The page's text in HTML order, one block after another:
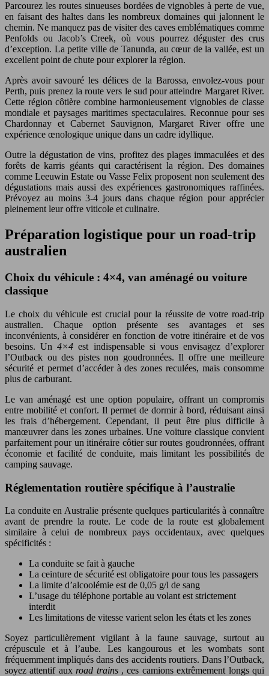
Parcourez les routes sinueuses bordées de vignobles à perte de vue,
en faisant des haltes dans les nombreux domaines qui jalonnent le
chemin. Ne manquez pas de visiter des caves emblématiques comme
Penfolds ou Jacob’s Creek, où vous pourrez déguster des crus
d’exception. La petite ville de Tanunda, au cœur de la vallée, est un
excellent point de chute pour explorer la région.
Après avoir savouré les délices de la Barossa, envolez-vous pour
Perth, puis prenez la route vers le sud pour atteindre Margaret River.
Cette région côtière combine harmonieusement vignobles de classe
mondiale et paysages maritimes spectaculaires. Reconnue pour ses
Chardonnay et Cabernet Sauvignon, Margaret River offre une
expérience œnologique unique dans un cadre idyllique.
Outre la dégustation de vins, profitez des plages immaculées et des
forêts de karris géants qui caractérisent la région. Des domaines
comme Leeuwin Estate ou Vasse Felix proposent non seulement des
dégustations mais aussi des expériences gastronomiques raffinées.
Prévoyez au moins 3-4 jours dans chaque région pour apprécier
pleinement leur offre viticole et culinaire.
Préparation logistique pour un road-trip
australien
Choix du véhicule : 4×4, van aménagé ou voiture
classique
Le choix du véhicule est crucial pour la réussite de votre road-trip
australien. Chaque option présente ses avantages et ses
inconvénients, à considérer en fonction de votre itinéraire et de vos
besoins. Un4×4est indispensable si vous envisagez d’explorer
l’Outback ou des pistes non goudronnées. Il offre une meilleure
sécurité et permet d’accéder à des zones reculées, mais consomme
plus de carburant.
Le van aménagé est une option populaire, offrant un compromis
entre mobilité et confort. Il permet de dormir à bord, réduisant ainsi
les frais d’hébergement. Cependant, il peut être plus difficile à
manœuvrer dans les zones urbaines. Une voiture classique convient
parfaitement pour un itinéraire côtier sur routes goudronnées, offrant
économie et facilité de conduite, mais limitant les possibilités de
camping sauvage.
Réglementation routière spécifique à l’australie
La conduite en Australie présente quelques particularités à connaître
avant de prendre la route. Le code de la route est globalement
similaire à celui de nombreux pays occidentaux, avec quelques
spécificités :
La conduite se fait à gauche
La ceinture de sécurité est obligatoire pour tous les passagers
La limite d’alcoolémie est de 0,05 g/l de sang
L’usage du téléphone portable au volant est strictement
interdit
Les limitations de vitesse varient selon les états et les zones
Soyez particulièrement vigilant à la faune sauvage, surtout au
crépuscule et à l’aube. Les kangourous et les wombats sont
fréquemment impliqués dans des accidents routiers. Dans l’Outback,
soyez attentif aux road trains , ces camions extrêmement longs qui